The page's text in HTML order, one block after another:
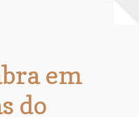
em
do